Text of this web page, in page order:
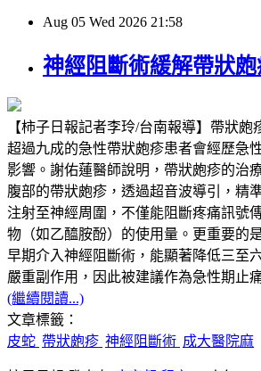
Aug 05 Wed 2026 21:58
神經阻斷術緩解帶狀
【柿子日報記者李玲/台南報導】帶狀
超過九成的急性帶狀皰疹患者會經歷急
影響。謝佑蓮醫師說明，帶狀皰疹的治
腹部的帶狀皰疹，透過超音波導引，精
注射至神經周圍，不僅能阻斷疼痛訊號
物（如乙醯胺酚）的使用量。更重要的
早期介入神經阻斷術，能顯著降低三至
嚴重副作用，因此被建議作為急性期止
(繼續閱讀...)
文章標籤：
皮蛇 帶狀皰疹 神經阻斷術 成大醫院麻